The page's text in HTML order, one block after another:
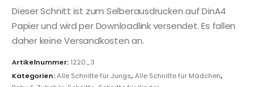
Dieser Schnitt ist zum Selberausdrucken auf DinA4
Papier und wird per Downloadlink versendet. Es fallen
daher keine Versandkosten an.
Artikelnummer: 1220_3
Kategorien:Alle Schnitte für Jungs,Alle Schnitte für Mädchen,